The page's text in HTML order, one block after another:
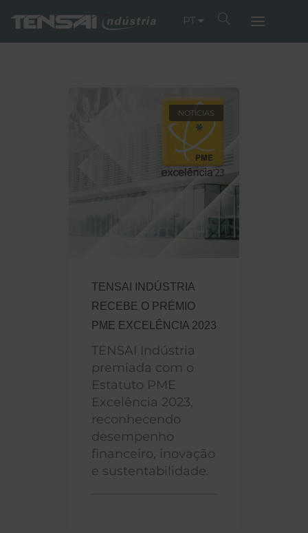
PT
NOTÍCIAS
TENSAI INDÚSTRIA
RECEBE O PRÉMIO
PME EXCELÊNCIA 2023
TENSAI Indústria
premiada com o
Estatuto PME
Excelência 2023,
reconhecendo
desempenho
financeiro, inovação
e sustentabilidade.